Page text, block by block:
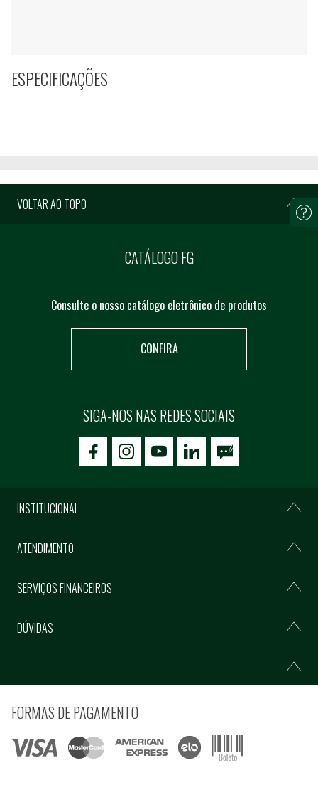
ESPECIFICAÇÕES
VOLTAR AO TOPO
CATÁLOGO FG
Consulte o nosso catálogo eletrônico de produtos
CONFIRA
SIGA-NOS NAS REDES SOCIAIS
icon-facebookicon-social02icon-social03
INSTITUCIONAL
ATENDIMENTO
SERVIÇOS FINANCEIROS
DÚVIDAS
FORMAS DE PAGAMENTO